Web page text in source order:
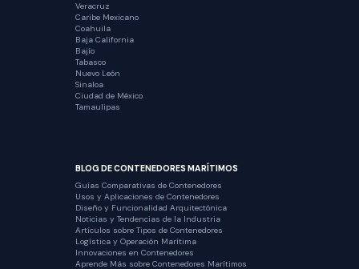
Veracruz
Caribe Mexicano
Coahuila
Baja California
Bajío
Tabasco
Nuevo León
Sinaloa
Ciudad de México
Tamaulipas
BLOG DE CONTENEDORES MARÍTIMOS
Guías Comparativas de Contenedores
Usos y Aplicaciones de Contenedores
Diseño y Funcionalidad Arquitectónica
Noticias y Tendencias de la Industria
Artículos sobre Tipos de Contenedores
Logística y Operación Marítima
Innovaciones en Contenedores
Aprende Más sobre Contenedores Marítimos